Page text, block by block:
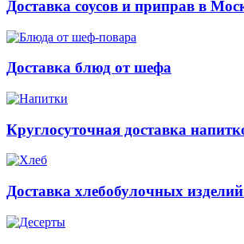
Доставка соусов и приправ в
Доставка блюд от шефа
Круглосуточная доставка
Доставка хлебобулочных